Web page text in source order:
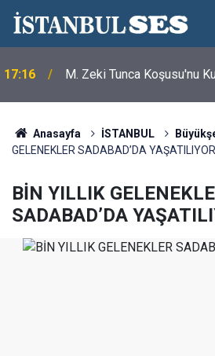
17:16
M. Zeki Tunca Koşusu'nu
Merhum Asli Üyemiz M.
anıyoruz
Anasayfa İSTANBUL
GELENEKLER SADABAD’DA YAŞATILIYOR
BİN YILLIK
SADABAD’DA